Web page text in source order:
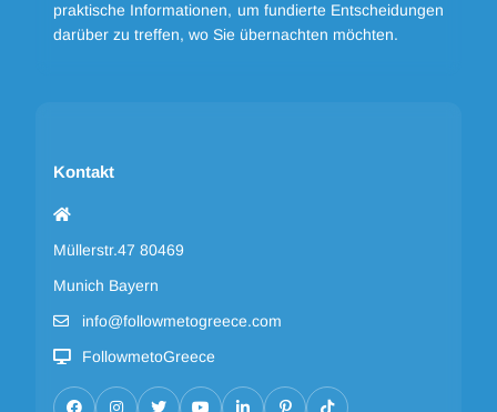
praktische Informationen, um fundierte Entscheidungen
darüber zu treffen, wo Sie übernachten möchten.
Kontakt
Müllerstr.47 80469
Munich Bayern
info@followmetogreece.com
FollowmetoGreece